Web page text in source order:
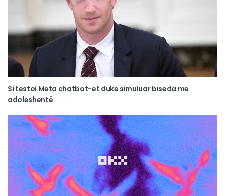
Si testoi Meta chatbot-et duke simuluar biseda me
adoleshentë